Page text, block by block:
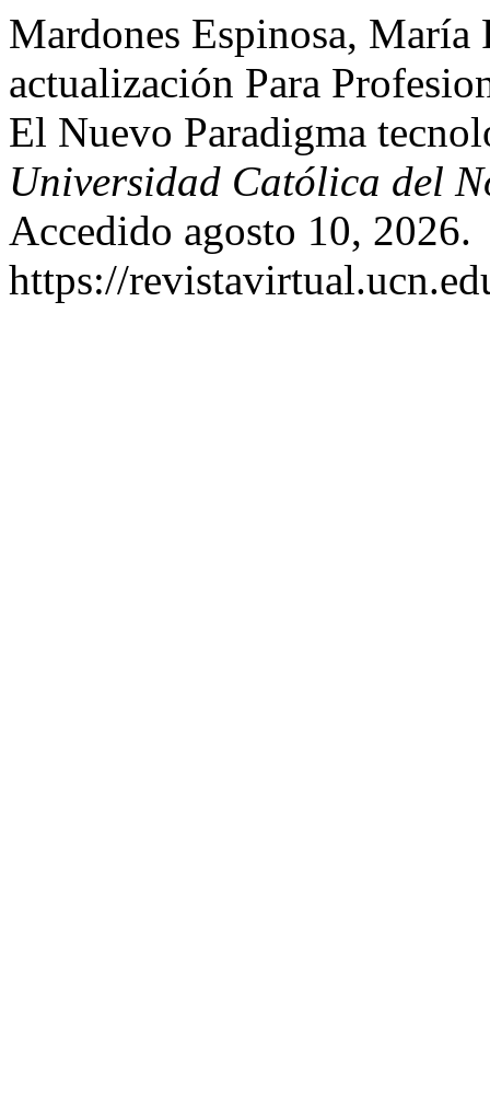
Mardones Espinosa, María
actualización Para
El Nuevo Paradigma
Universidad Católica del
Accedido agosto 10, 2026.
https://